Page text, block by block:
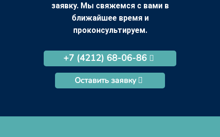
заявку. Мы свяжемся с вами в
ближайшее время и
проконсультируем.
+7 (4212) 68-06-86
Оставить заявку